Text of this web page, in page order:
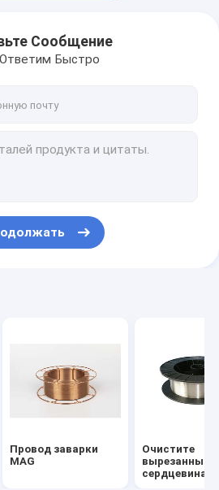
сердцевина из провод дуговой
нержавеющей стали
плита кучи
стальной прут
Сообщение
Быстро
Провод заварки
MAG
Очистите
вырезанный
сердцевина